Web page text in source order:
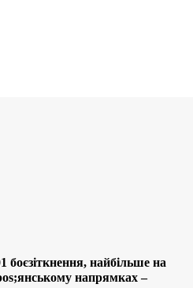
боєзіткнення, найбільше на
напрямках –